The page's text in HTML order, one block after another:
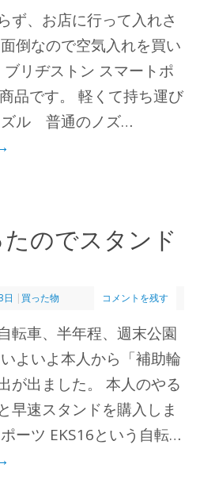
ず、お店に行って入れさ
倒なので空気入れを買い
リヂストン スマートポ
品です。 軽くて持ち運び
ズル 普通のノズ…
のでスタンド
日 | 買った物 コメントを残す
転車、半年程、週末公園
よいよ本人から「補助輪
が出ました。 本人のやる
早速スタンドを購入しま
ーツ EKS16という自転…